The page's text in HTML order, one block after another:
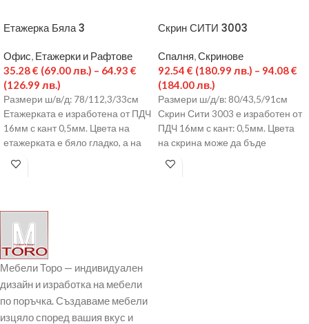
Етажерка Бяла 3
Офис, Етажерки и Рафтове
35.28€ (69.00 лв.) – 64.93 €
(126.99 лв.)
Размери ш/в/д: 78/112,3/33см
Етажерката е изработена от ПДЧ
16мм с кант 0,5мм. Цвета на
етажерката е бяло гладко, а на
Скрин СИТИ 3003
Спалня,Скринове
92.54 € (180.99 лв.) – 94.08€
(184.00 лв.)
Размери ш/д/в: 80/43,5/91см
Скрин Сити 3003 е изработен от
ПДЧ 16мм с кант: 0,5мм. Цвета
на скрина може да бъде
Мебели Торо — индивидуален
дизайн и изработка на мебели
по поръчка. Създаваме мебели
изцяло според вашия вкус и